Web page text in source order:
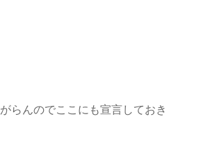
らんのでここにも宣言しておき